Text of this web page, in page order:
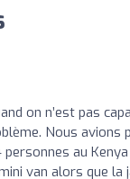
on n’est pas
Nous avions
au
van alors que